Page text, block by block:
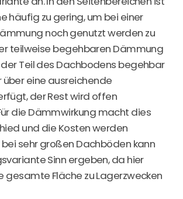
häufig zu gering, um bei einer
noch genutzt werden zu
teilweise begehbaren Dämmung
Teil des Dachbodens begehbar
eine ausreichende
der Rest wird offen
die Dämmwirkung macht dies
und die Kosten werden
bei sehr großen Dachböden kann
Sinn ergeben, da hier
gesamte Fläche zu Lagerzwecken